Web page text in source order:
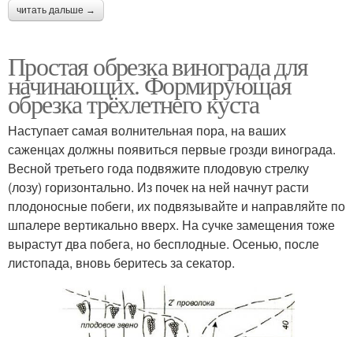
читать дальше →
Простая обрезка винограда для
начинающих. Формирующая
обрезка трёхлетнего куста
Наступает самая волнительная пора, на ваших
саженцах должны появиться первые грозди винограда.
Весной третьего года подвяжите плодовую стрелку
(лозу) горизонтально. Из почек на ней начнут расти
плодоносные побеги, их подвязывайте и направляйте по
шпалере вертикально вверх. На сучке замещения тоже
вырастут два побега, но бесплодные. Осенью, после
листопада, вновь беритесь за секатор.